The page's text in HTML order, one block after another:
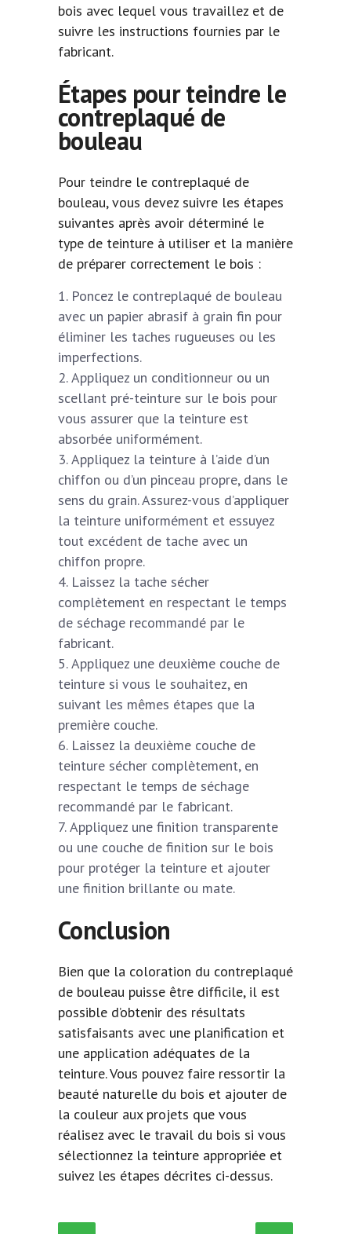
bois avec lequel vous travaillez et de
suivre les instructions fournies par le
fabricant.
Étapes pour teindre le
contreplaqué de
bouleau
Pour teindre le contreplaqué de
bouleau, vous devez suivre les étapes
suivantes après avoir déterminé le
type de teinture à utiliser et la manière
de préparer correctement le bois :
Poncez le contreplaqué de bouleau
avec un papier abrasif à grain fin pour
éliminer les taches rugueuses ou les
imperfections.
Appliquez un conditionneur ou un
scellant pré-teinture sur le bois pour
vous assurer que la teinture est
absorbée uniformément.
Appliquez la teinture à l’aide d’un
chiffon ou d’un pinceau propre, dans le
sens du grain. Assurez-vous d’appliquer
la teinture uniformément et essuyez
tout excédent de tache avec un
chiffon propre.
Laissez la tache sécher
complètement en respectant le temps
de séchage recommandé par le
fabricant.
Appliquez une deuxième couche de
teinture si vous le souhaitez, en
suivant les mêmes étapes que la
première couche.
Laissez la deuxième couche de
teinture sécher complètement, en
respectant le temps de séchage
recommandé par le fabricant.
Appliquez une finition transparente
ou une couche de finition sur le bois
pour protéger la teinture et ajouter
une finition brillante ou mate.
Conclusion
Bien que la coloration du contreplaqué
de bouleau puisse être difficile, il est
possible d’obtenir des résultats
satisfaisants avec une planification et
une application adéquates de la
teinture. Vous pouvez faire ressortir la
beauté naturelle du bois et ajouter de
la couleur aux projets que vous
réalisez avec le travail du bois si vous
sélectionnez la teinture appropriée et
suivez les étapes décrites ci-dessus.